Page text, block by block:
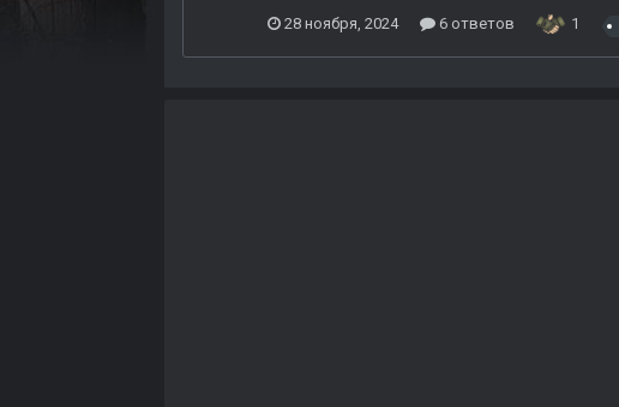
28 ноября, 2024 6 ответов 1